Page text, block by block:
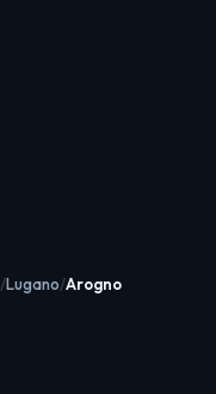
Lugano Arogno